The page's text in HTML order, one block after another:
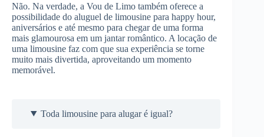
Não. Na verdade, a Vou de Limo também oferece a
possibilidade do aluguel de limousine para happy hour,
aniversários e até mesmo para chegar de uma forma
mais glamourosa em um jantar romântico. A locação de
uma limousine faz com que sua experiência se torne
muito mais divertida, aproveitando um momento
memorável.
Toda limousine para alugar é igual?